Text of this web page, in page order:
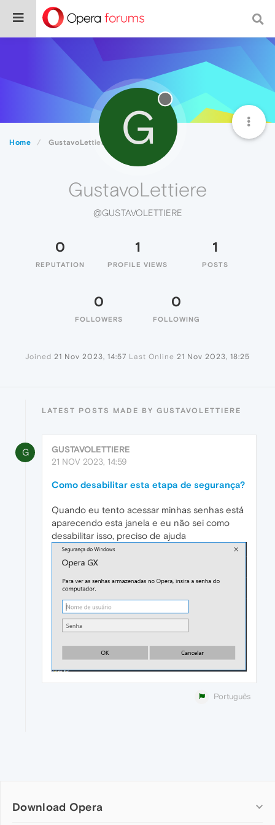
Home GustavoLettiere G
GustavoLettiere
@GUSTAVOLETTIERE
0
REPUTATION
1
PROFILE VIEWS
1
POSTS
0
FOLLOWERS
0
FOLLOWING
Joined 21 Nov 2023, 14:57 Last Online 21 Nov 2023, 18:25
LATEST POSTS MADE BY GUSTAVOLETTIERE
G
GUSTAVOLETTIERE
21 NOV 2023, 14:59
Como desabilitar esta etapa de segurança?
Quando eu tento acessar minhas senhas está
aparecendo esta janela e eu não sei como
desabilitar isso, preciso de ajuda
Português
Download Opera